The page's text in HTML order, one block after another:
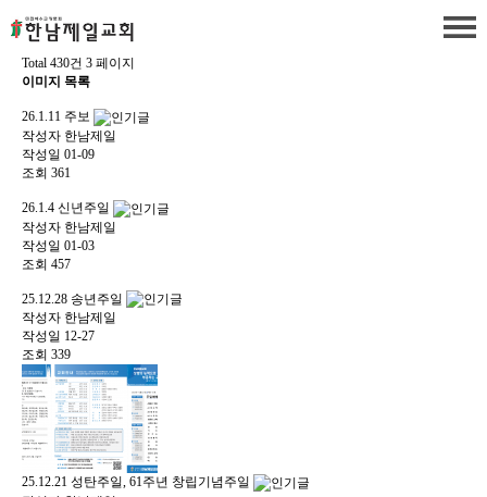
Total 430건 3 페이지
이미지 목록
26.1.11 주보
작성자 한남제일
작성일 01-09
조회 361
26.1.4 신년주일
작성자 한남제일
작성일 01-03
조회 457
25.12.28 송년주일
작성자 한남제일
작성일 12-27
조회 339
25.12.21 성탄주일, 61주년 창립기념주일